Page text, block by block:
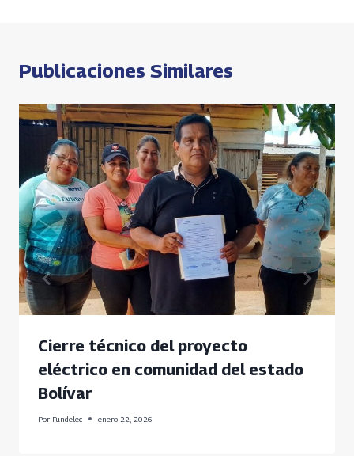
Publicaciones Similares
Cierre técnico del proyecto
eléctrico en comunidad del estado
Bolívar
Por Fundelec enero 22, 2026